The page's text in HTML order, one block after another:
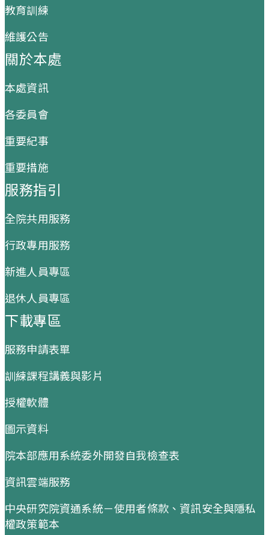
教育訓練
維護公告
關於本處
本處資訊
各委員會
重要紀事
重要措施
服務指引
全院共用服務
行政專用服務
新進人員專區
退休人員專區
下載專區
服務申請表單
訓練課程講義與影片
授權軟體
圖示資料
院本部應用系統委外開發自我檢查表
資訊雲端服務
中央研究院資通系統－使用者條款、資訊安全與隱私
權政策範本